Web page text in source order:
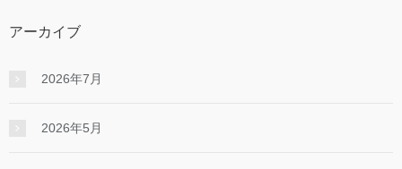
アーカイブ
2026年7月
2026年5月